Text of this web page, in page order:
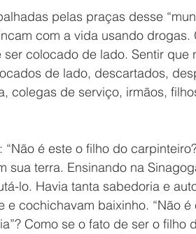
pelas praças desse
com a vida usando drogas.
colocado de lado. Sentir que
de lado, descartados,
colegas de serviço, irmãos,
é este o filho do
sua terra. Ensinando na
lo. Havia tanta sabedoria e
cochichavam baixinho. “Não é
Como se o fato de ser o filho